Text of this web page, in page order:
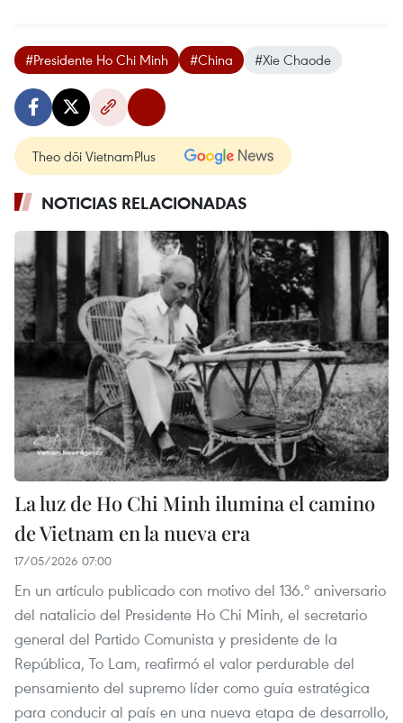
#Presidente Ho Chi Minh #China #Xie Chaode
Theo dõi VietnamPlus
NOTICIAS RELACIONADAS
La luz de Ho Chi Minh ilumina el camino
de Vietnam en la nueva era
17/05/2026 07:00
En un artículo publicado con motivo del 136.º aniversario
del natalicio del Presidente Ho Chi Minh, el secretario
general del Partido Comunista y presidente de la
República, To Lam, reafirmó el valor perdurable del
pensamiento del supremo líder como guía estratégica
para conducir al país en una nueva etapa de desarrollo,